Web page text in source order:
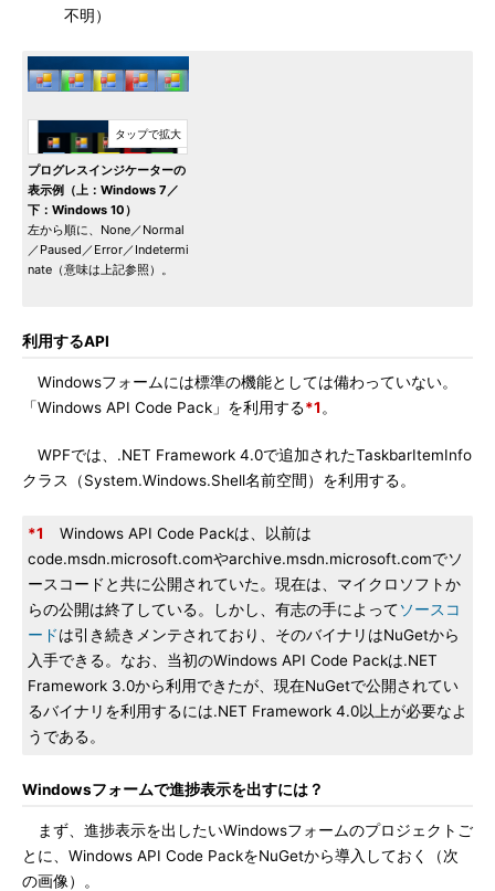
不明）
プログレスインジケーターの
表示例（上：Windows 7／
下：Windows 10）
左から順に、None／Normal
／Paused／Error／Indetermi
nate（意味は上記参照）。
利用するAPI
Windowsフォームには標準の機能としては備わっていない。
「Windows API Code Pack」を利用する*1 。
WPFでは、.NET Framework 4.0で追加されたTaskbarItemInfo
クラス（System.Windows.Shell名前空間）を利用する。
*1
Windows API Code Packは、以前は
code.msdn.microsoft.comやarchive.msdn.microsoft.comでソ
ースコードと共に公開されていた。現在は、マイクロソフトか
らの公開は終了している。しかし、有志の手によってソースコ
ードは引き続きメンテされており、そのバイナリはNuGetから
入手できる。なお、当初のWindows API Code Packは.NET
Framework 3.0から利用できたが、現在NuGetで公開されてい
るバイナリを利用するには.NET Framework 4.0以上が必要なよ
うである。
Windowsフォームで進捗表示を出すには？
まず、進捗表示を出したいWindowsフォームのプロジェクトご
とに、Windows API Code PackをNuGetから導入しておく（次
の画像）。